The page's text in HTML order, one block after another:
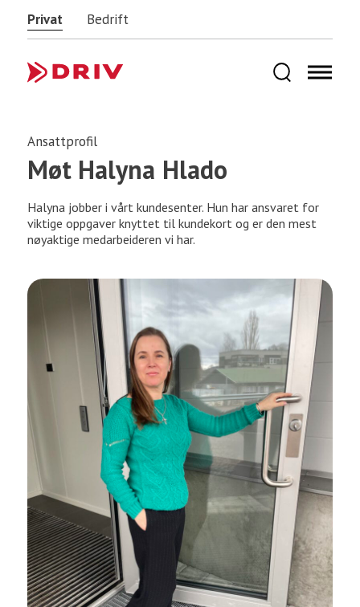
Privat Bedrift
Ansattprofil
Møt Halyna Hlado
Halyna jobber i vårt kundesenter. Hun har ansvaret for
viktige oppgaver knyttet til kundekort og er den mest
nøyaktige medarbeideren vi har.